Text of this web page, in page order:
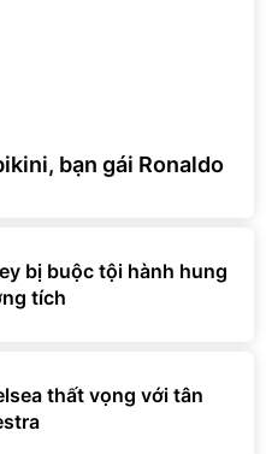
bạn gái Ronaldo
bị buộc tội hành hung
tích
thất vọng với tân